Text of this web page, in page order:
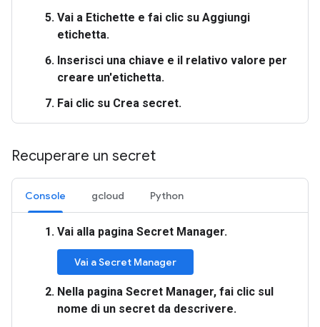
Vai a Etichette e fai clic su Aggiungi
etichetta.
Inserisci una chiave e il relativo valore per
creare un'etichetta.
Fai clic su Crea secret.
Recuperare un secret
Console gcloud Python
Vai alla pagina Secret Manager.
Vai a Secret Manager
Nella pagina Secret Manager, fai clic sul
nome di un secret da descrivere.